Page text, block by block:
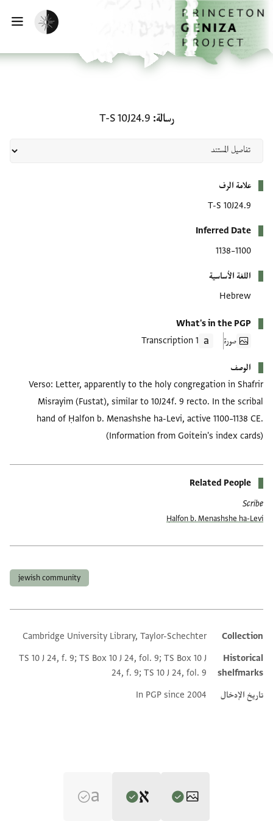
إلى المحتوى الرئيسي
الرئيسية
تفعيل الوضع المظلم
رسالة T-S 10J24.9
علامة الرف
T-S 10J24.9
Inferred Date
1100–1138
اللغة الأساسية
Hebrew
What's in the PGP
صورة
1 Transcription
الوصف
Verso: Letter, apparently to the holy congregation in Shafrir
Misrayim (Fustat), similar to 10J24f. 9 recto. In the scribal
hand of Ḥalfon b. Menashshe ha-Levi, active 1100–1138 CE.
(Information from Goitein's index cards)
Related People
Scribe
Ḥalfon b. Menashshe ha-Levi
jewish community
Additional metadata
Collection
Cambridge University Library, Taylor-Schechter
Historical
shelfmarks
TS 10 J 24, f. 9; TS Box 10 J 24, fol. 9; TS Box 10 J
24, f. 9; TS 10 J 24, fol. 9
تاريخ الإدخال
In PGP since 2004